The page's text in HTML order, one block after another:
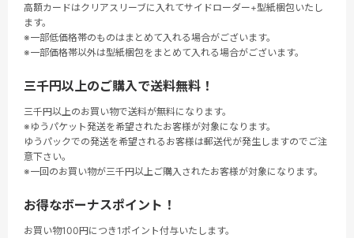
高額カードはクリアスリーブに入れてサイドローダー+型紙梱包いたし
ます。
※一部低価格帯のものはまとめて入れる場合がございます。
※一部価格帯以外は型紙梱包をまとめて入れる場合がございます。
三千円以上のご購入で送料無料！
三千円以上のお買い物で送料が無料になります。
※ゆうパケット発送を希望されたお客様が対象になります。
ゆうパックでの発送を希望されるお客様は郵送代が発生しますのでご注
意下さい。
※一回のお買い物が三千円以上ご購入されたお客様が対象になります。
お得なボーナスポイント！
お買い物100円につき1ポイント付与いたします。